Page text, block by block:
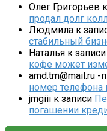
Олег Григорьев
продал долг
Людмила к
стабильный
Наталья к записи
кофе может
amd.tm@mail.ru -
номер телефона
jmgiii к записи
погашении